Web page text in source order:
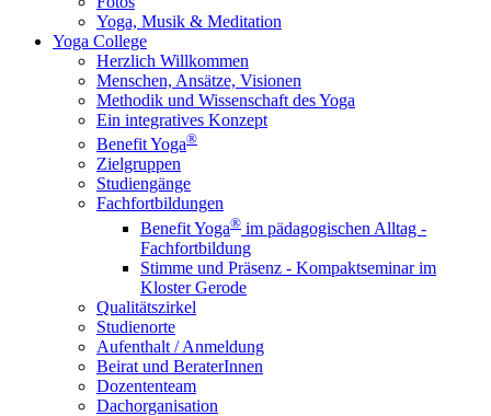
Yoga, Musik & Meditation
Yoga College
Herzlich Willkommen
Menschen, Ansätze, Visionen
Methodik und Wissenschaft des Yoga
Ein integratives Konzept
Benefit Yoga®
Zielgruppen
Studiengänge
Fachfortbildungen
Benefit Yoga® im pädagogischen Alltag -
Fachfortbildung
Stimme und Präsenz - Kompaktseminar im
Kloster Gerode
Qualitätszirkel
Studienorte
Aufenthalt / Anmeldung
Beirat und BeraterInnen
Dozententeam
Dachorganisation